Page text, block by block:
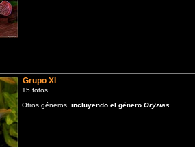
Grupo XI
15 fotos
Otros géneros,incluyendo el géneroOryzias.